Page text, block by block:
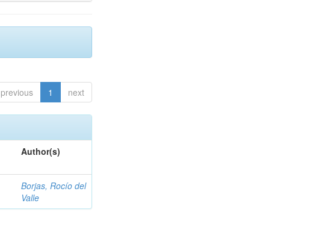
previous 1 next
Author(s)
Borjas, Rocío del
Valle